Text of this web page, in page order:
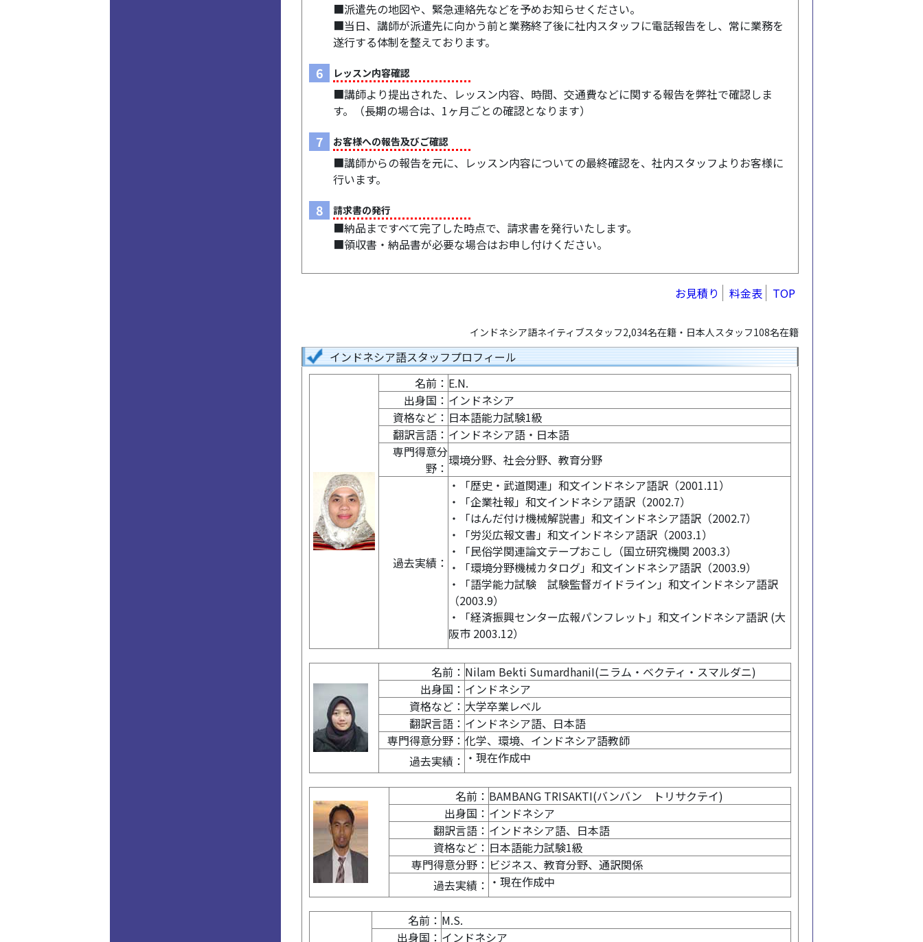
■派遣先の地図や、緊急連絡先などを予めお知らせください。
■当日、講師が派遣先に向かう前と業務終了後に社内スタッフに電話報告をし、常に業務を
遂行する体制を整えております。
6 レッスン内容確認
■講師より提出された、レッスン内容、時間、交通費などに関する報告を弊社で確認しま
す。（長期の場合は、1ヶ月ごとの確認となります）
7 お客様への報告及びご確認
■講師からの報告を元に、レッスン内容についての最終確認を、社内スタッフよりお客様に
行います。
8 請求書の発行
■納品まですべて完了した時点で、請求書を発行いたします。
■領収書・納品書が必要な場合はお申し付けください。
お見積り 料金表 TOP
インドネシア語ネイティブスタッフ2,034名在籍・日本人スタッフ108名在籍
インドネシア語スタッフプロフィール
名前： E.N.
出身国： インドネシア
資格など： 日本語能力試験1級
翻訳言語： インドネシア語・日本語
専門得意分
野： 環境分野、社会分野、教育分野
過去実績：
・「歴史・武道関連」和文インドネシア語訳（2001.11）
・「企業社報」和文インドネシア語訳（2002.7）
・「はんだ付け機械解説書」和文インドネシア語訳（2002.7）
・「労災広報文書」和文インドネシア語訳（2003.1）
・「民俗学関連論文テープおこし（国立研究機関 2003.3）
・「環境分野機械カタログ」和文インドネシア語訳（2003.9）
・「語学能力試験 試験監督ガイドライン」和文インドネシア語訳
（2003.9）
・「経済振興センター広報パンフレット」和文インドネシア語訳 (大
阪市 2003.12）
名前： Nilam Bekti SumardhaniI(ニラム・ベクティ・スマルダニ)
出身国： インドネシア
資格など： 大学卒業レベル
翻訳言語： インドネシア語、日本語
専門得意分野： 化学、環境、インドネシア語教師
過去実績： ・現在作成中
名前： BAMBANG TRISAKTI(バンバン トリサクテイ)
出身国： インドネシア
翻訳言語： インドネシア語、日本語
資格など： 日本語能力試験1級
専門得意分野： ビジネス、教育分野、通訳関係
過去実績： ・現在作成中
名前： M.S.
出身国： インドネシア